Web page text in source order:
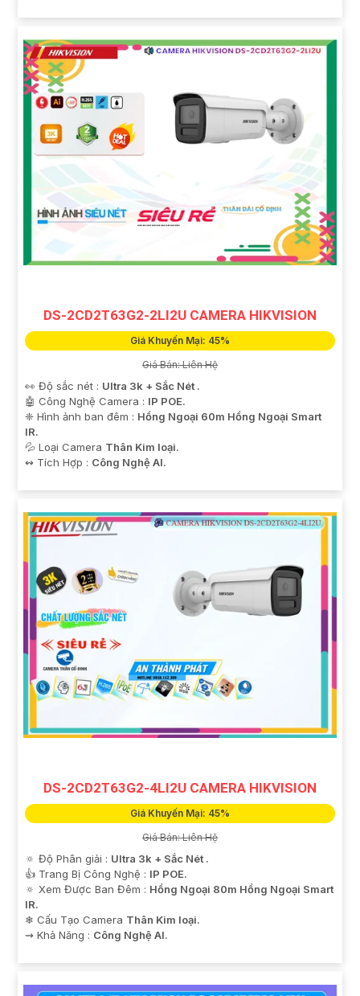
DS-2CD2T63G2-2LI2U CAMERA HIKVISION
Giá Khuyến Mại: 45%
Giá Bán: Liên Hệ
👀 Độ sắc nét : Ultra 3k + Sắc Nét .
🤖️ Công Nghệ Camera : IP POE.
❈ Hình ảnh ban đêm : Hồng Ngoại 60m Hồng Ngoại Smart
IR.
💦 Loại Camera Thân Kim loại.
️↭ Tích Hợp : Công Nghệ AI.
DS-2CD2T63G2-4LI2U CAMERA HIKVISION
Giá Khuyến Mại: 45%
Giá Bán: Liên Hệ
🔅 Độ Phân giải : Ultra 3k + Sắc Nét .
👍 Trang Bị Công Nghệ : IP POE.
🔅 Xem Được Ban Đêm : Hồng Ngoại 80m Hồng Ngoại Smart
IR.
❄ Cấu Tạo Camera Thân Kim loại.
️⇝ Khả Năng : Công Nghệ AI.